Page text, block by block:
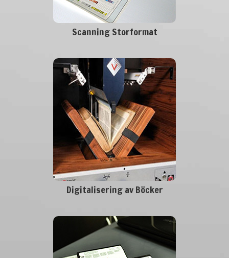
Scanning Storformat
Digitalisering av Böcker